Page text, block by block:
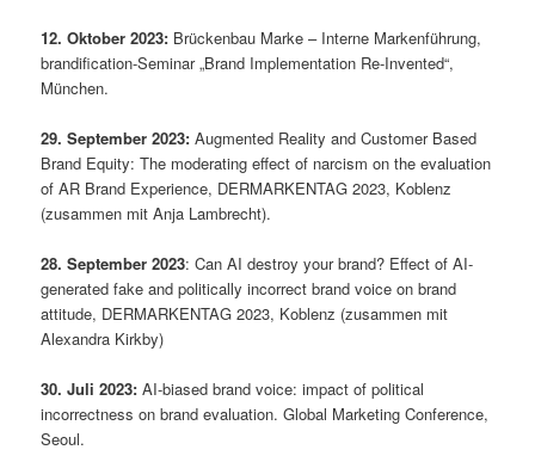
12. Oktober 2023: Brückenbau Marke – Interne Markenführung,
brandification-Seminar „Brand Implementation Re-Invented“,
München.
29. September 2023: Augmented Reality and Customer Based
Brand Equity: The moderating effect of narcism on the evaluation
of AR Brand Experience, DERMARKENTAG 2023, Koblenz
(zusammen mit Anja Lambrecht).
28. September 2023: Can AI destroy your brand? Effect of AI-
generated fake and politically incorrect brand voice on brand
attitude, DERMARKENTAG 2023, Koblenz (zusammen mit
Alexandra Kirkby)
30. Juli 2023: AI-biased brand voice: impact of political
incorrectness on brand evaluation. Global Marketing Conference,
Seoul.